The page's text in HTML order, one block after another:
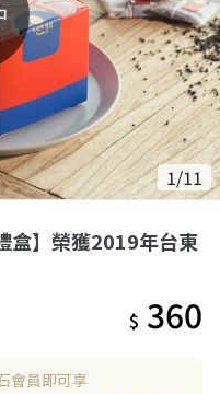
1/11
盒】榮獲2019年台東
$ 360
會員即可享